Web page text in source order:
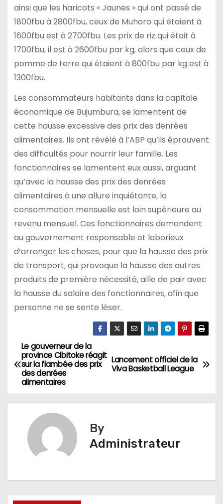
ainsi que les haricots « Jaunes » qui ont passé de
1800fbu à 2800fbu, ceux de Muhoro qui étaient à
1600fbu est à 2700fbu. Les prix de riz qui était à
1700fbu, il est à 2600fbu par kg, alors que ceux de
pomme de terre qui étaient à 800fbu par kg est à
1300fbu.
Les consommateurs habitants dans la capitale
économique de Bujumbura, se lamentent de
cette hausse excessive des prix des denrées
alimentaires. Ils ont révélé à l’ABP qu’ils éprouvent
des difficultés pour nourrir leur famille. Les
fonctionnaires se lamentent eux aussi, arguant
qu’avec la hausse des prix des denrées
alimentaires à une allure inquiétante, la
consommation mensuelle est loin supérieure au
revenu mensuel. Ces fonctionnaires demandent
au gouvernement responsable et laborieux
d’arranger les choses, pour que la hausse des prix
de transport, qui provoque la hausse des autres
produits de première nécessité, aille de pair avec
la hausse du salaire des fonctionnaires, afin que
personne ne se sente léser.
Navigation
de
Lancement officiel de la
Viva Basketball League
Le gouverneur de la
province Cibitoke réagit
sur la flambée des prix
des denrées
alimentaires
By
Administrateur